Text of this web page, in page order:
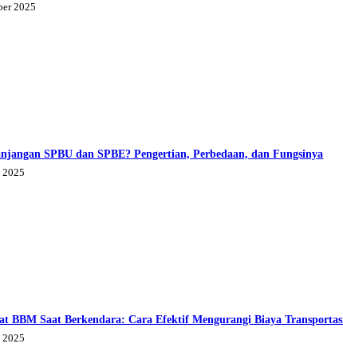
2025
SPBU dan SPBE? Pengertian, Perbedaan, dan Fungsinya
2025
BBM Saat Berkendara: Cara Efektif Mengurangi Biaya
2025